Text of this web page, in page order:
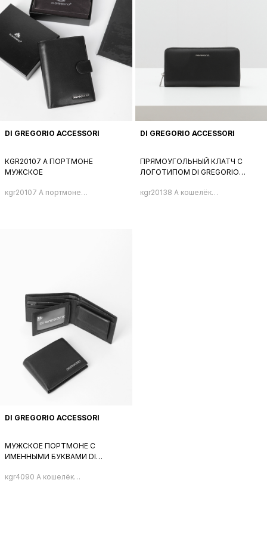
DI GREGORIO ACCESSORI
КGR20107 A ПОРТМОНЕ
МУЖСКОЕ
кgr20107 A портмоне
DI GREGORIO ACCESSORI
ПРЯМОУГОЛЬНЫЙ КЛАТЧ С
ЛОГОТИПОМ DI GREGORIO
кgr20138 A кошелёк
DI GREGORIO ACCESSORI
МУЖСКОЕ ПОРТМОНЕ С
ИМЕННЫМИ БУКВАМИ DI
кgr4090 A кошелёк